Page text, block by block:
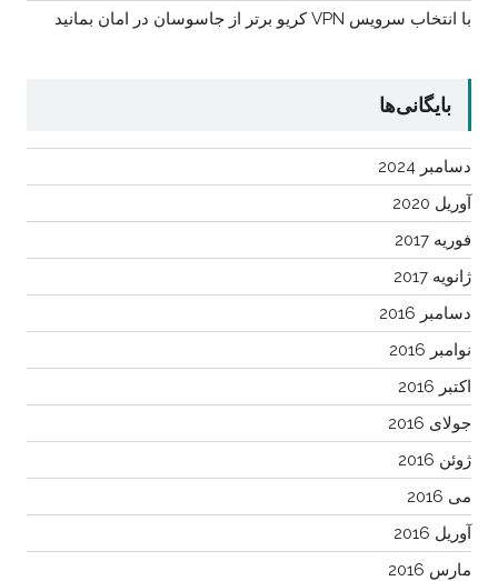
با انتخاب سرویس VPN کریو برتر از جاسوسان در امان بمانید
بایگانی‌ها
دسامبر 2024
آوریل 2020
فوریه 2017
ژانویه 2017
دسامبر 2016
نوامبر 2016
اکتبر 2016
جولای 2016
ژوئن 2016
می 2016
آوریل 2016
مارس 2016